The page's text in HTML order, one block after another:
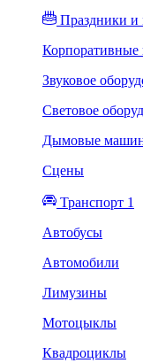
Праздники и
Корпоративные
Звуковое
Световое
Дымовые
Сцены
Транспорт 1
Автобусы
Автомобили
Лимузины
Мотоцыклы
Квадроциклы